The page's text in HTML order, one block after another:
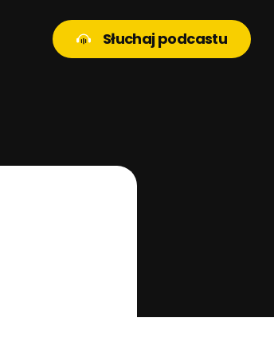
Słuchaj podcastu